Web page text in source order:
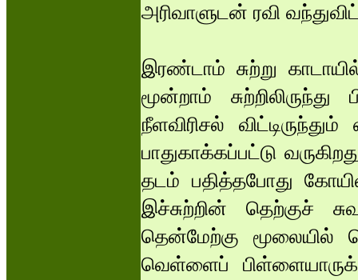
அரிவாளுடன் ரவி
இரண்டாம் சுற்று
மூன்றாம்
நீளவிரிசல்
பாதுகாக்கப்பட்டு
தடம் பதித்தபோது
இச்சுற்றின் தெற்குச்
தென்மேற்கு மூலையில்
வெள்ளைப்